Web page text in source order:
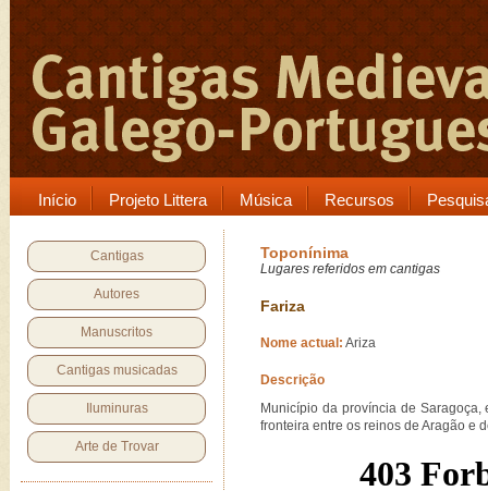
Início Projeto Littera Música Recursos
Cantigas
Autores
Manuscritos
Cantigas musicadas
Iluminuras
Arte de Trovar
Toponínima
Lugares referidos em cantigas
Fariza
Nome actual: Ariza
Descrição
Município da província de
fronteira entre os reinos de Aragão e